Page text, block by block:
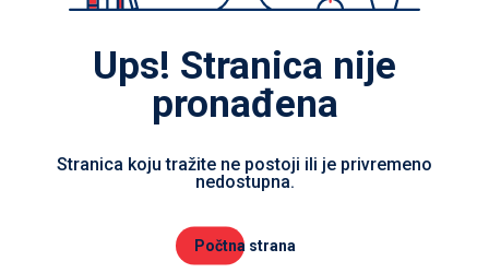
Ups! Stranica nije
pronađena
Stranica koju tražite ne postoji ili je privremeno
nedostupna.
Počtna strana